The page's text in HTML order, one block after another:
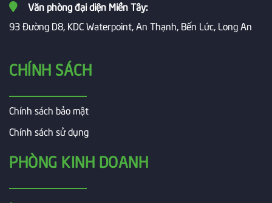
Văn phòng đại diện Miền Tây:
93 Đường D8, KDC Waterpoint, An Thạnh, Bến Lức, Long An
CHÍNH SÁCH
Chính sách bảo mật
Chính sách sử dụng
PHÒNG KINH DOANH